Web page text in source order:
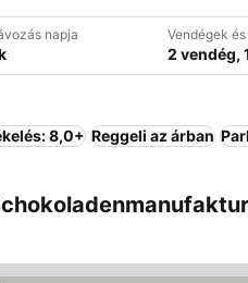
napja Vendégek
2 vendég,
8,0+ Reggeli az árban